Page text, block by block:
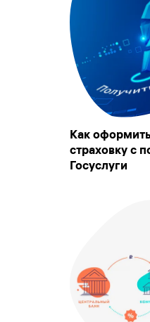
Как
страховку с
Госуслуги